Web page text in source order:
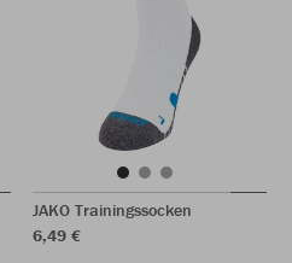
JAKO Trainingssocken
6,49 €